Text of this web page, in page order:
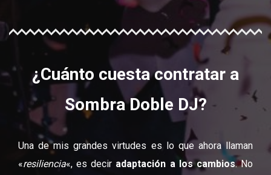
¿Cuánto cuesta contratar a
Sombra Doble DJ?
Una de mis grandes virtudes es lo que ahora llaman
«resiliencia«, es decir adaptación a los cambios. No